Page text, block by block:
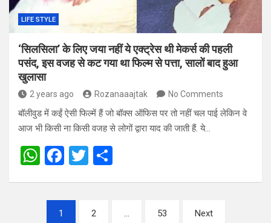
LIFE STYLE
‘सिलसिला’ के लिए जया नहीं ये एक्ट्रेस थी मेकर्स की पहली
पसंद, इस वजह से कट गया था फिल्म से पत्ता, सालों बाद हुआ
खुलासा
2 years ago Rozanaaajtak No Comments
बॉलीवुड में कईं ऐसी फिल्में हैं जो बॉक्स ऑफिस पर तो नहीं चल पाई लेकिन वे
आज भी किसी ना किसी वजह से लोगों द्वारा याद की जाती हैं. ये…
W
at
F
ce
T
er
1 2 … 53 Next